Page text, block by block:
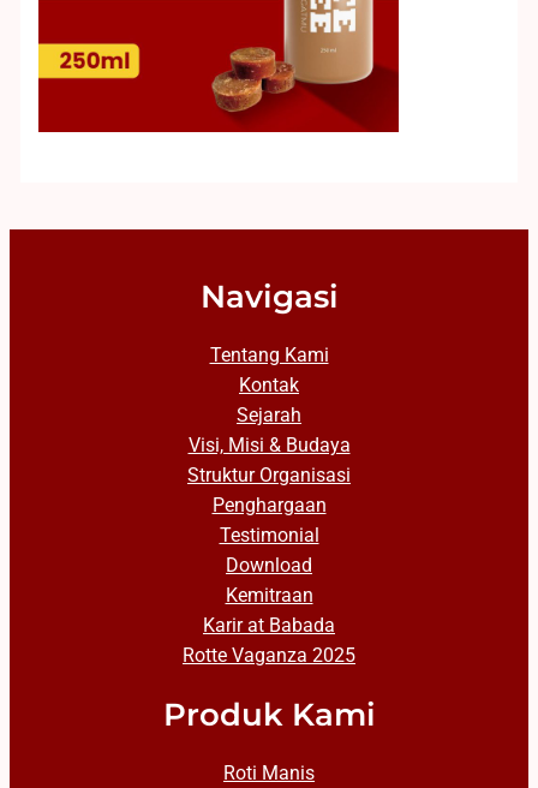
Navigasi
Tentang Kami
Kontak
Sejarah
Visi, Misi & Budaya
Struktur Organisasi
Penghargaan
Testimonial
Download
Kemitraan
Karir at Babada
Rotte Vaganza 2025
Produk Kami
Roti Manis